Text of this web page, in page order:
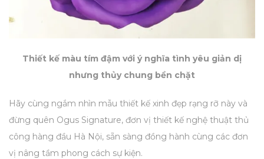
Thiết kế màu tím đậm với ý nghĩa tình yêu giản dị
nhưng thủy chung bền chặt
Hãy cùng ngắm nhìn mẫu thiết kế xinh đẹp rạng rỡ này và
đừng quên Ogus Signature, đơn vị thiết kế nghệ thuật thủ
công hàng đầu Hà Nội, sẵn sàng đồng hành cùng các đơn
vị nâng tầm phong cách sự kiện.